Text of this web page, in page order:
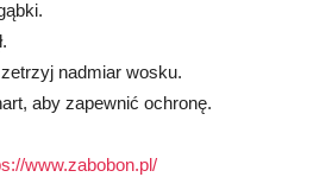
nadmiar wosku.
aby zapewnić ochronę.
www.zabobon.pl/